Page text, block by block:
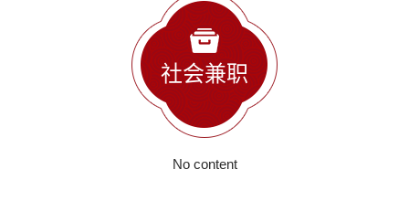
社会兼职
No content